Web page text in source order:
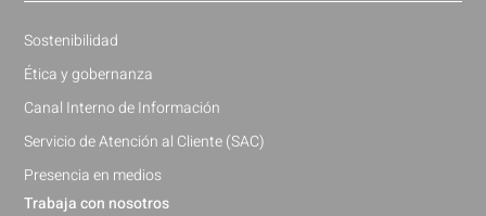
Trabaja con nosotros
Sostenibilidad
Ética y gobernanza
Canal Interno de Información
Servicio de Atención al Cliente (SAC)
Presencia en medios